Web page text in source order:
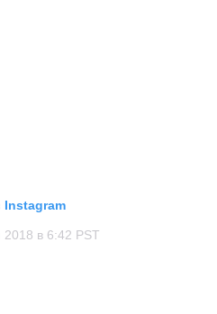
Instagram
2018 в 6:42 PST